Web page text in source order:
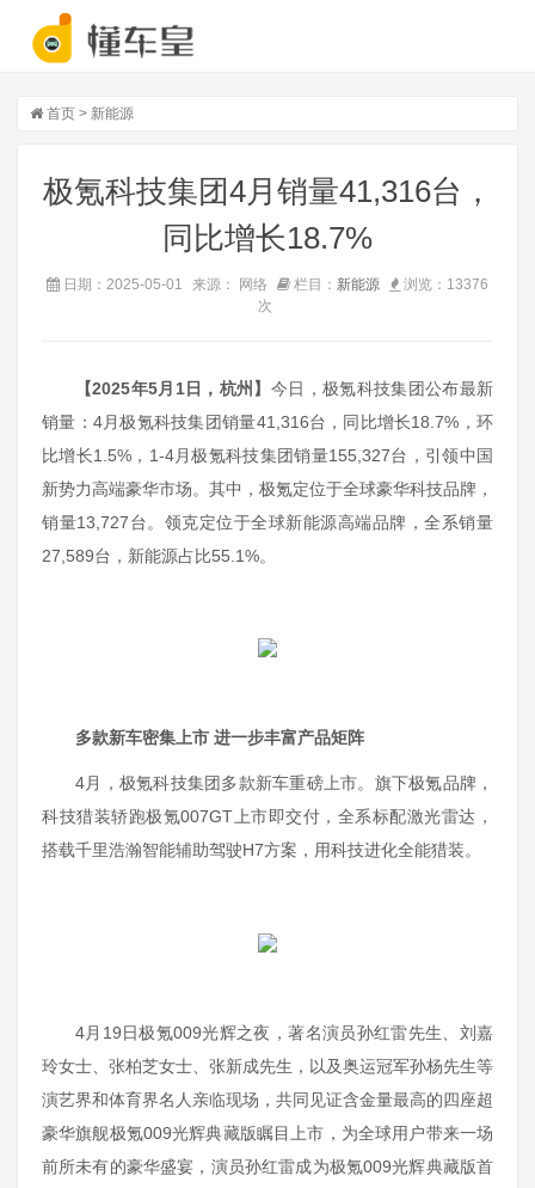
首页 > 新能源
极氪科技集团4月销量41,316台，
同比增长18.7%
日期：2025-05-01 来源： 网络 栏目： 新能源 浏览： 13376
次
【2025年5月1日，杭州】 今日，极氪科技集团公布最新
销量：4月极氪科技集团销量41,316台，同比增长18.7%，环
比增长1.5%，1-4月极氪科技集团销量155,327台，引领中国
新势力高端豪华市场。其中，极氪定位于全球豪华科技品牌，
销量13,727台。领克定位于全球新能源高端品牌，全系销量
27,589台，新能源占比55.1%。
多款新车密集上市 进一步丰富产品矩阵
4月，极氪科技集团多款新车重磅上市。旗下极氪品牌，
科技猎装轿跑极氪007GT上市即交付，全系标配激光雷达，
搭载千里浩瀚智能辅助驾驶H7方案，用科技进化全能猎装。
4月19日极氪009光辉之夜，著名演员孙红雷先生、刘嘉
玲女士、张柏芝女士、张新成先生，以及奥运冠军孙杨先生等
演艺界和体育界名人亲临现场，共同见证含金量最高的四座超
豪华旗舰极氪009光辉典藏版瞩目上市，为全球用户带来一场
前所未有的豪华盛宴，演员孙红雷成为极氪009光辉典藏版首